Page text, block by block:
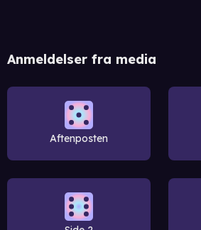
Anmeldelser fra media
Aftenposten